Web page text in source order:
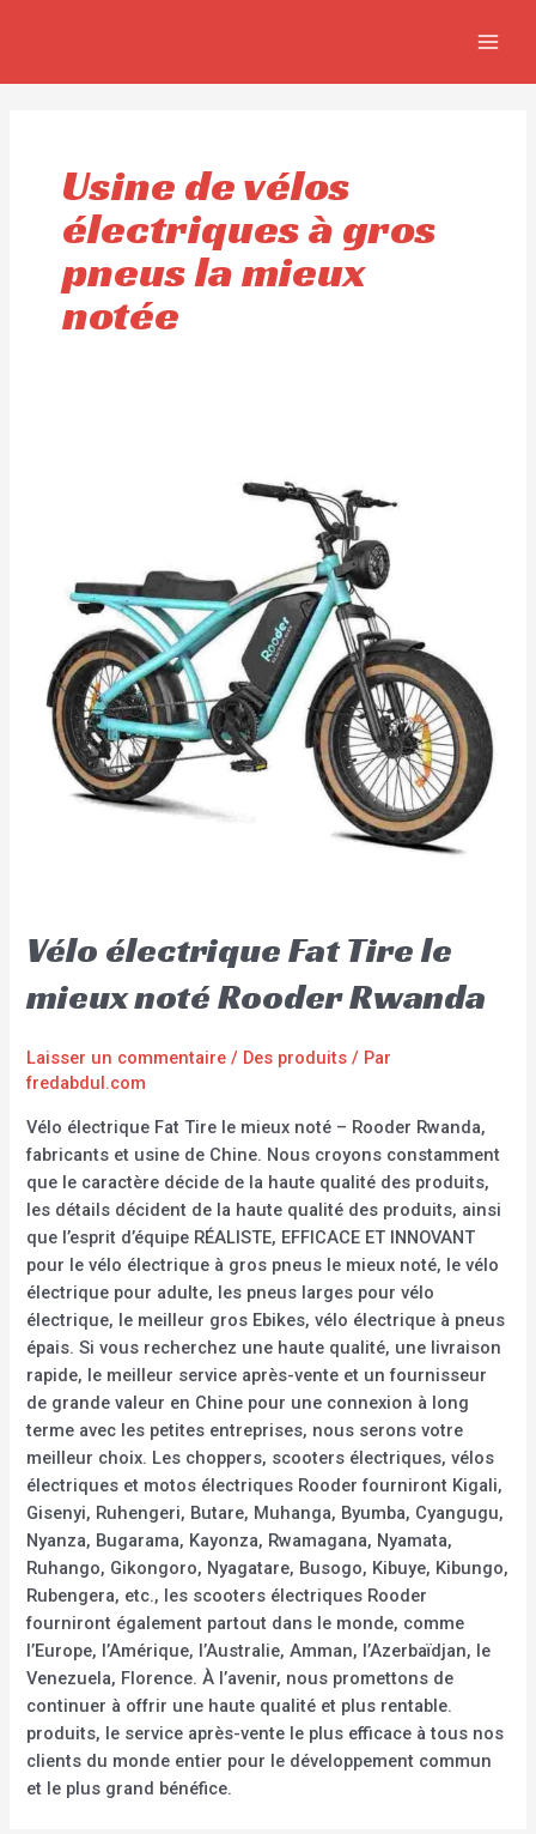
Usine de vélos
électriques à gros
pneus la mieux
notée
Vélo électrique Fat Tire le
mieux noté Rooder Rwanda
Laisser un commentaire / Des produits / Par
fredabdul.com
Vélo électrique Fat Tire le mieux noté – Rooder Rwanda,
fabricants et usine de Chine. Nous croyons constamment
que le caractère décide de la haute qualité des produits,
les détails décident de la haute qualité des produits, ainsi
que l’esprit d’équipe RÉALISTE, EFFICACE ET INNOVANT
pour le vélo électrique à gros pneus le mieux noté, le vélo
électrique pour adulte, les pneus larges pour vélo
électrique, le meilleur gros Ebikes, vélo électrique à pneus
épais. Si vous recherchez une haute qualité, une livraison
rapide, le meilleur service après-vente et un fournisseur
de grande valeur en Chine pour une connexion à long
terme avec les petites entreprises, nous serons votre
meilleur choix. Les choppers, scooters électriques, vélos
électriques et motos électriques Rooder fourniront Kigali,
Gisenyi, Ruhengeri, Butare, Muhanga, Byumba, Cyangugu,
Nyanza, Bugarama, Kayonza, Rwamagana, Nyamata,
Ruhango, Gikongoro, Nyagatare, Busogo, Kibuye, Kibungo,
Rubengera, etc., les scooters électriques Rooder
fourniront également partout dans le monde, comme
l’Europe, l’Amérique, l’Australie, Amman, l’Azerbaïdjan, le
Venezuela, Florence. À l’avenir, nous promettons de
continuer à offrir une haute qualité et plus rentable.
produits, le service après-vente le plus efficace à tous nos
clients du monde entier pour le développement commun
et le plus grand bénéfice.